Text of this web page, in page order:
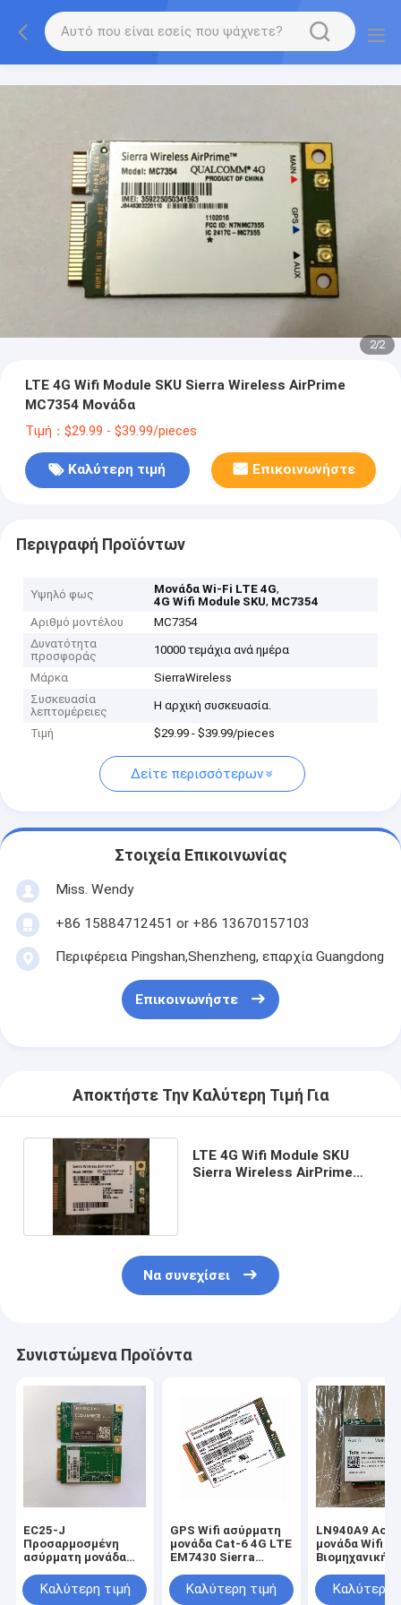
2/2
LTE 4G Wifi Module SKU Sierra Wireless AirPrime
MC7354 Μονάδα
Τιμή：$29.99 - $39.99/pieces
Καλύτερη τιμή Επικοινωνήστε
Περιγραφή Προϊόντων
Υψηλό φως Μονάδα Wi-Fi LTE 4G,
4G Wifi Module SKU, MC7354
Αριθμό μοντέλου
MC7354
Δυνατότητα
προσφοράς
10000 τεμάχια ανά ημέρα
Μάρκα
SierraWireless
Συσκευασία
λεπτομέρειες
Η αρχική συσκευασία.
Τιμή $29.99 - $39.99/pieces
Δείτε περισσότερων
Στοιχεία Επικοινωνίας
Miss. Wendy
+86 15884712451 or +86 13670157103
Περιφέρεια Pingshan,Shenzheng, επαρχία Guangdong
Επικοινωνήστε
Αποκτήστε Την Καλύτερη Τιμή Για
LTE 4G Wifi Module SKU
Sierra Wireless AirPrime
Να συνεχίσει
Συνιστώμενα Προϊόντα
EC25-J
Προσαρμοσμένη
ασύρματη μονάδα
μονάδα Mini Pcie
Καλύτερη τιμή
GPS Wifi ασύρματη
μονάδα Cat-6 4G LTE
EM7430 Sierra
Καλύτερη τιμή
LN940A9
μονάδα Wifi
Βιομηχανική
κάρτες
Καλύτερη